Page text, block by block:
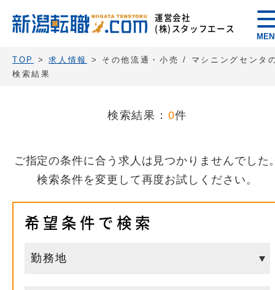
運営会社
(株)スタッフエース
TOP >求人情報
> その他流通・小売 / マシニングセンタ
検索結果
検索結果： 0件
ご指定の条件に合う求人は見つかりませんでした
検索条件を変更して再度お試しください。
希望条件で検索